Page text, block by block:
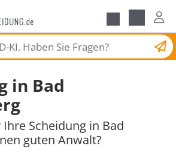
Scheidungsantrag
in Bad
Scheidung in Bad
guten Anwalt?